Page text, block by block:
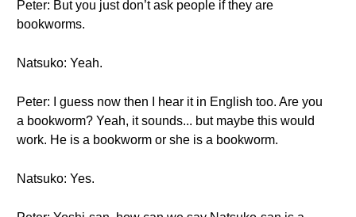
Peter: But you just don’t ask people if they are
bookworms.
Natsuko: Yeah.
Peter: I guess now then I hear it in English too. Are you
a bookworm? Yeah, it sounds... but maybe this would
work. He is a bookworm or she is a bookworm.
Natsuko: Yes.